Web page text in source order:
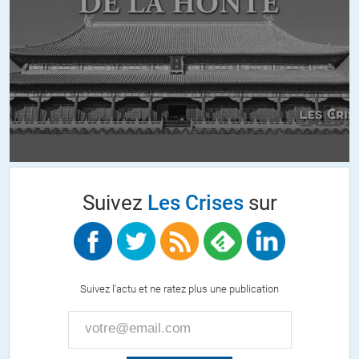
ALERTER
Térouinard//17.02.2017 à 20h25
Bonjour Olivier et à Tou(te)s
De nos jours les valeurs sont inversées.
L ‘amour est considéré comme de la haine.
Au contraire, nous affermir encore plus.
ALERTER
Sachez, si cela peut vous rassurer, que vous n’êtes dans cette affaire
qu’une victime collatérale. On se bat pour être « victime de Poutine »
Suivez Les Crisessur
Suivez l'actu et ne ratez plus une publication